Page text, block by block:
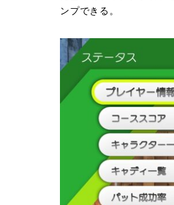
ンプできる。